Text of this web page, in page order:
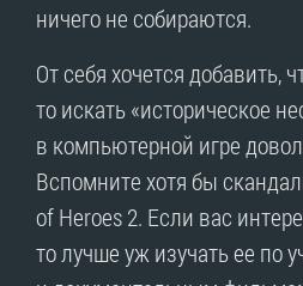
ничего не собираются.
От себя хочется добавить,
то искать «историческое
в компьютерной игре
Вспомните хотя бы
of Heroes 2. Если вас
то лучше уж изучать ее по